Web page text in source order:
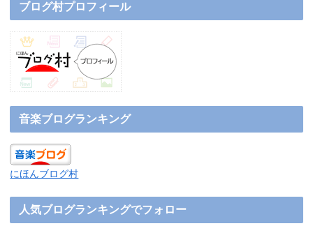
ブログ村プロフィール
音楽ブログランキング
にほんブログ村
人気ブログランキングでフォロー